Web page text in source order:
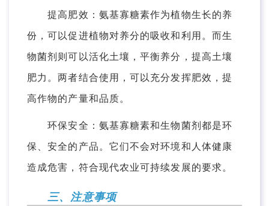
提高肥效：氨基寡糖素作为植物生长的养
份，可以促进植物对养分的吸收和利用。而生
物菌剂则可以活化土壤，平衡养分，提高土壤
肥力。两者结合使用，可以充分发挥肥效，提
高作物的产量和品质。
环保安全：氨基寡糖素和生物菌剂都是环
保、安全的产品。它们不会对环境和人体健康
造成危害，符合现代农业可持续发展的要求。
三、注意事项